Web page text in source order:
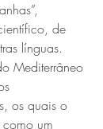
de
línguas.
Mediterrâneo
os quais o
como um